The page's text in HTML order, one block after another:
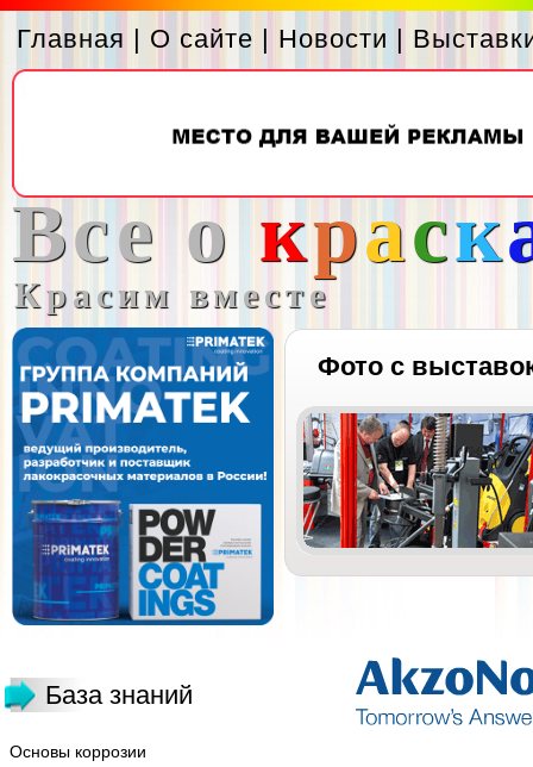
Главная | О сайте | Новости |
Все о краск
Красим вместе
Фото с
База знаний
Основы коррозии